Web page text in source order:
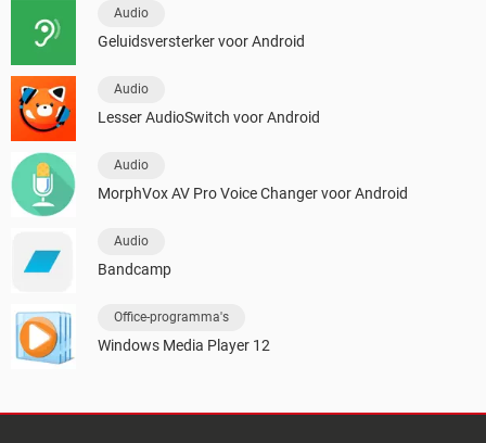
Audio
Geluidsversterker voor Android
Audio
Lesser AudioSwitch voor Android
Audio
MorphVox AV Pro Voice Changer voor Android
Audio
Bandcamp
Office-programma's
Windows Media Player 12